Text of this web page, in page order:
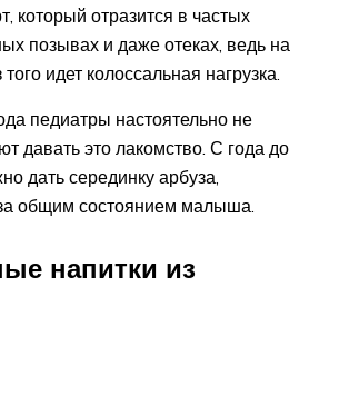
который отразится в частых
позывах и даже отеках, ведь на
идет колоссальная нагрузка.
педиатры настоятельно не
давать это лакомство. С года до
дать серединку арбуза,
общим состоянием малыша.
напитки из